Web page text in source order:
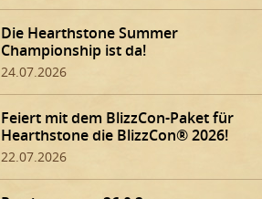
Die Hearthstone Summer
Championship ist da!
24.07.2026
Feiert mit dem BlizzCon-Paket für
Hearthstone die BlizzCon® 2026!
22.07.2026